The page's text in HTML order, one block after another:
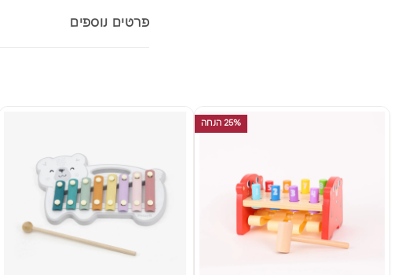
פרטים נוספים
25% הנחה